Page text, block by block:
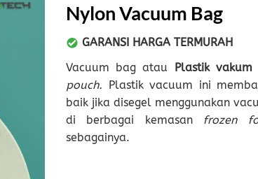
Nylon Vacuum Bag
GARANSI HARGA TERMURAH
Vacuum bag atau Plastik vakum
pouch. Plastik vacuum ini
baik jika disegel menggunakan
di berbagai kemasan frozen
sebagainya.